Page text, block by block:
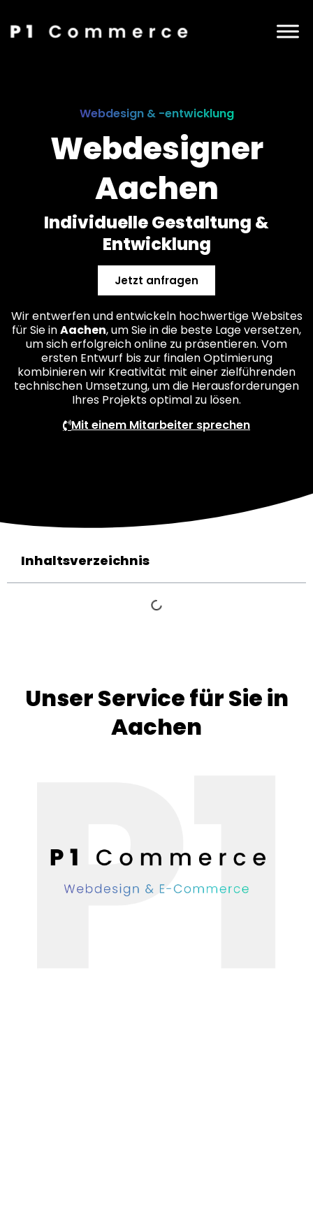
Webdesign & -entwicklung
Webdesigner
Aachen
Individuelle Gestaltung &
Entwicklung
Jetzt anfragen
Wir entwerfen und entwickeln hochwertige Websites
für Sie inAachen, um Sie in die beste Lage versetzen,
um sich erfolgreich online zu präsentieren. Vom
ersten Entwurf bis zur finalen Optimierung
kombinieren wir Kreativität mit einer zielführenden
technischen Umsetzung, um die Herausforderungen
Ihres Projekts optimal zu lösen.
Mit einem Mitarbeiter sprechen
Inhaltsverzeichnis
Unser Service für Sie in
Aachen